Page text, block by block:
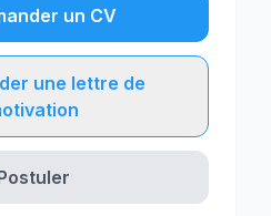
un CV
une lettre de